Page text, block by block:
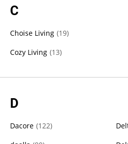
C
Choise Living (19)
Cozy Living (13)
D
Dacore (122)